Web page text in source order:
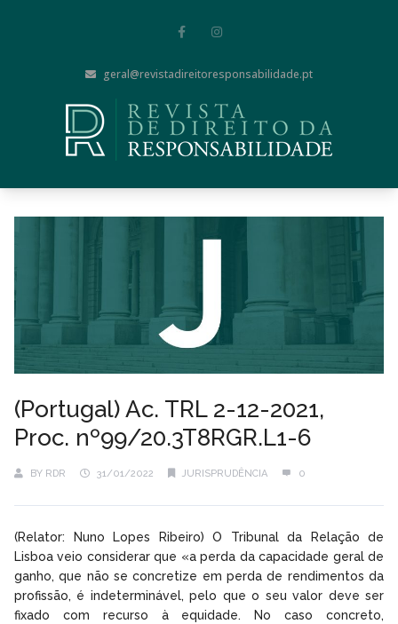
geral@revistadireitoresponsabilidade.pt
(Portugal) Ac. TRL 2-12-2021,
Proc. nº99/20.3T8RGR.L1-6
BY RDR 31/01/2022 JURISPRUDÊNCIA 0
(Relator: Nuno Lopes Ribeiro) O Tribunal da Relação de
Lisboa veio considerar que «a perda da capacidade geral de
ganho, que não se concretize em perda de rendimentos da
profissão, é indeterminável, pelo que o seu valor deve ser
fixado com recurso à equidade. No caso concreto,